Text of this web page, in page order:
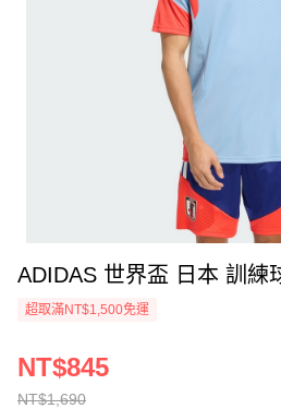
ADIDAS 世界盃 日本 訓練
超取滿NT$1,500免運
NT$1,690
NT$845